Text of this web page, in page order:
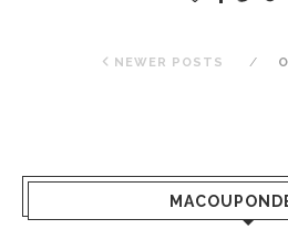
NEWER POSTS